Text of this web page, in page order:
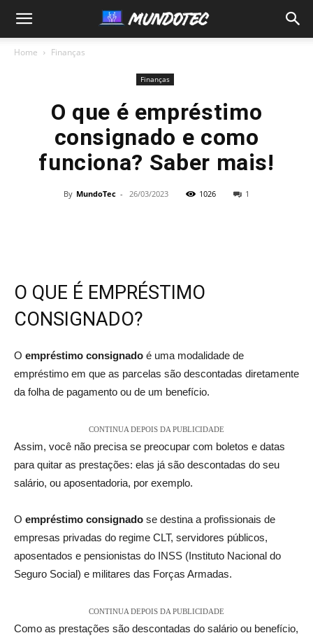
MundoTec
Home Finanças
Finanças
O que é empréstimo
consignado e como
funciona? Saber mais!
By MundoTec - 26/03/2023 1026 1
O QUE É EMPRÉSTIMO
CONSIGNADO?
O empréstimo consignado é uma modalidade de
empréstimo em que as parcelas são descontadas diretamente
da folha de pagamento ou de um benefício.
CONTINUA DEPOIS DA PUBLICIDADE
Assim, você não precisa se preocupar com boletos e datas
para quitar as prestações: elas já são descontadas do seu
salário, ou aposentadoria, por exemplo.
O empréstimo consignado se destina a profissionais de
empresas privadas do regime CLT, servidores públicos,
aposentados e pensionistas do INSS (Instituto Nacional do
Seguro Social) e militares das Forças Armadas.
CONTINUA DEPOIS DA PUBLICIDADE
Como as prestações são descontadas do salário ou benefício,